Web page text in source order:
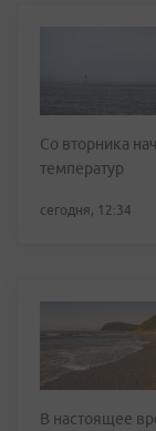
Со вторника
температур
сегодня, 12:34
В настоящее